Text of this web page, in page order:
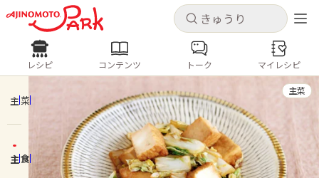
キャンセル
ログインするとレシピを保存できます
ログイン 新規登録
ホーム
キャンセル
レシピ コンテンツ
人気の食材・レシピ
きゅうり なす トマト
とうもろこし
レシピ コンテンツ トーク マイレシピ
主菜
主食
主菜